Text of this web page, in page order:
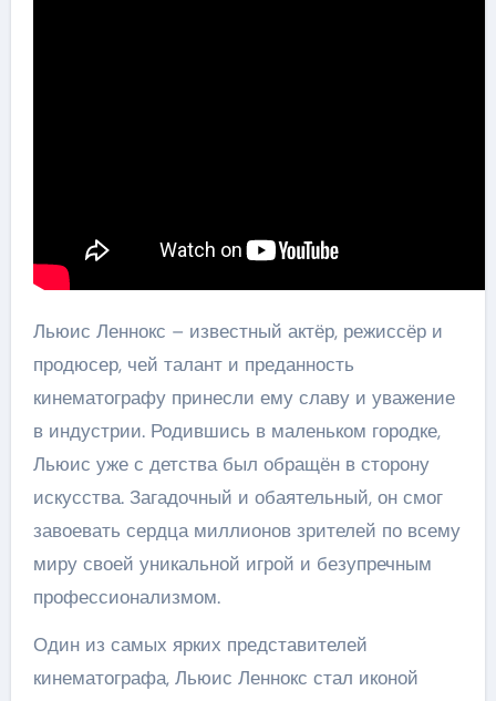
Льюис Леннокс – известный актёр, режиссёр и
продюсер, чей талант и преданность
кинематографу принесли ему славу и уважение
в индустрии. Родившись в маленьком городке,
Льюис уже с детства был обращён в сторону
искусства. Загадочный и обаятельный, он смог
завоевать сердца миллионов зрителей по всему
миру своей уникальной игрой и безупречным
профессионализмом.
Один из самых ярких представителей
кинематографа, Льюис Леннокс стал иконой